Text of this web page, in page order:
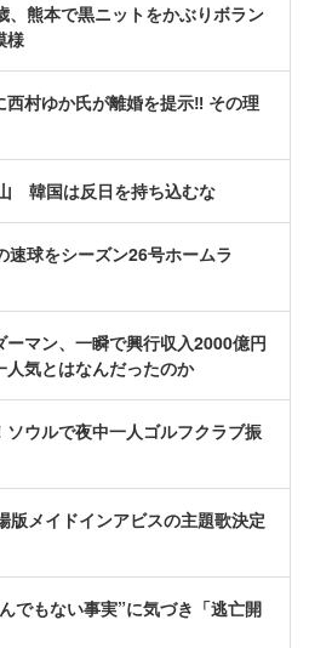
、熊本で黒ニットをかぶりボラン
様
西村ゆか氏が離婚を提示‼ その理
韓国は反日を持ち込むな
球をシーズン26号ホームラ
ーマン、一瞬で興行収入2000億円
気とはなんだったのか
ウルで夜中一人ゴルフクラブ振
メイドインアビスの主題歌決定
でもない事実”に気づき「逃亡開